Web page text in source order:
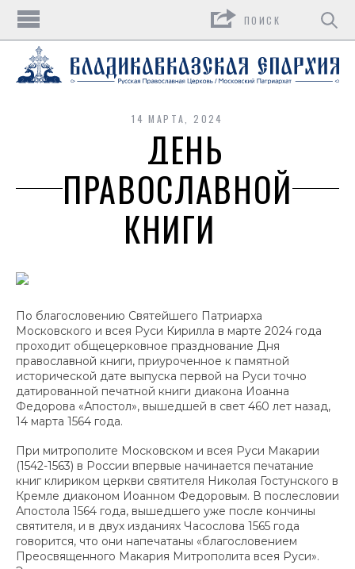
14 МАРТА, 2024
ДЕНЬ
ПРАВОСЛАВНОЙ
КНИГИ
По благословению Святейшего Патриарха
Московского и всея Руси Кирилла в марте 2024 года
проходит общецерковное празднование Дня
православной книги, приуроченное к памятной
исторической дате выпуска первой на Руси точно
датированной печатной книги диакона Иоанна
Федорова «Апостол», вышедшей в свет 460 лет назад,
14 марта 1564 года.
При митрополите Московском и всея Руси Макарии
(1542-1563) в России впервые начинается печатание
книг клириком церкви святителя Николая Гостунского в
Кремле диаконом Иоанном Федоровым. В послесловии
Апостола 1564 года, вышедшего уже после кончины
святителя, и в двух изданиях Часослова 1565 года
говорится, что они напечатаны «благословением
Преосвященного Макария Митрополита всея Руси».